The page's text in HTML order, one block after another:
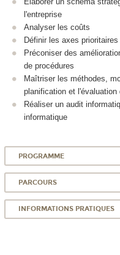
l'entreprise
Analyser les coûts
Définir les axes
Préconiser des
de procédures
Maîtriser les méthodes,
planification et
Réaliser un audit
informatique
PROGRAMME
PARCOURS
INFORMATIONS PRATIQUES